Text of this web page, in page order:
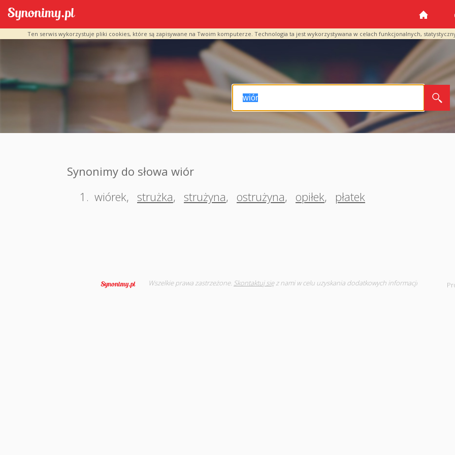
Ten serwis wykorzystuje pliki cookies, które są zapisywane na Twoim komputerze. Technologia ta jest wykorzystywana w celach funkcjonalnych,
Synonimy do słowa wiór
1. wiórek, strużka, strużyna, ostrużyna, opiłek, płatek
Wszelkie prawa zastrzeżone. Skontaktuj sięz nami w celu uzyskania dodatkowych informacji